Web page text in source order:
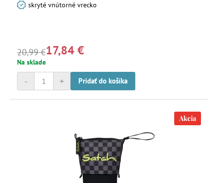
skryté vnútorné vrecko
20,99 €17,84 €
Na sklade
+
- Pridať do košíka
Akcia